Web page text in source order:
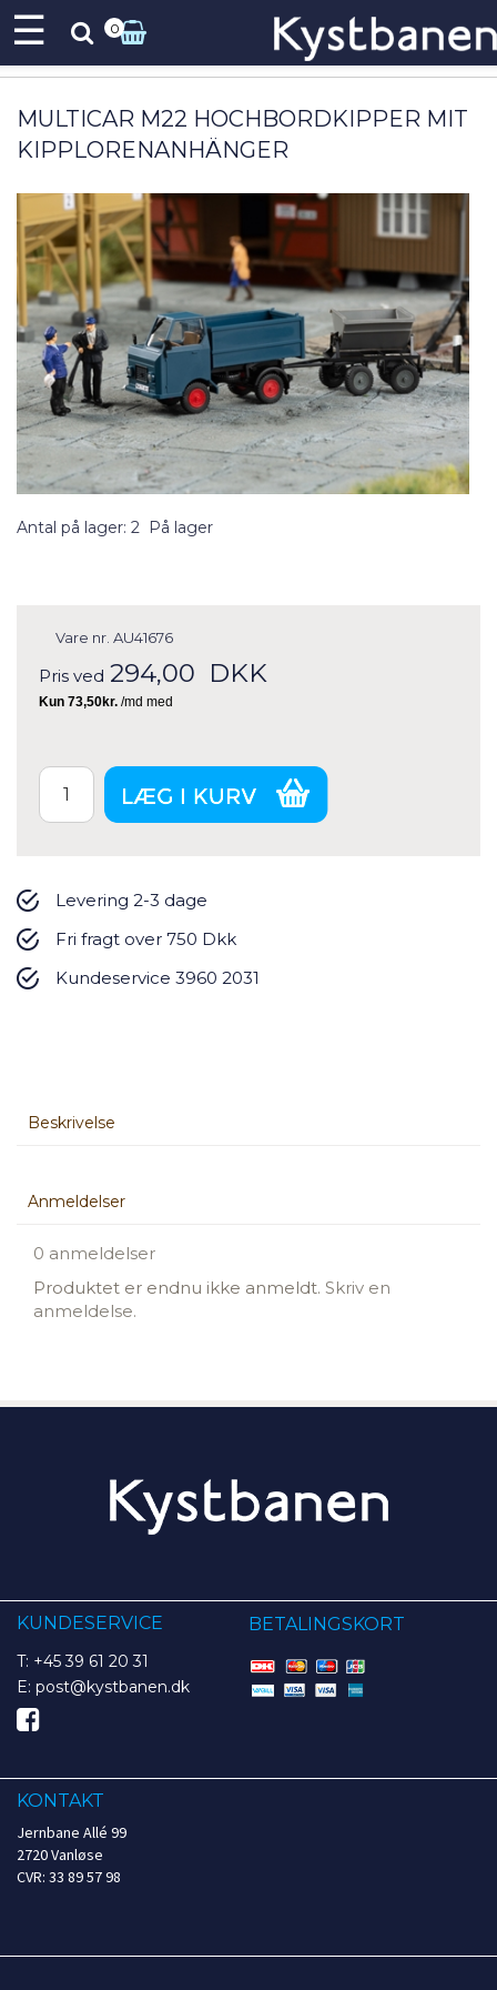
☰ 0
MULTICAR M22 HOCHBORDKIPPER MIT
KIPPLORENANHÄNGER
Antal på lager: 2 På lager
Vare nr. AU41676
Pris ved 294,00 DKK
Levering 2-3 dage
Fri fragt over 750 Dkk
Kundeservice 3960 2031
Beskrivelse
Anmeldelser
0 anmeldelser
Produktet er endnu ikke anmeldt. Skriv en
anmeldelse.
KUNDESERVICE
T: +45 39 61 20 31
E: post@kystbanen.dk
BETALINGSKORT
KONTAKT
Jernbane Allé 99
2720 Vanløse
CVR: 33 89 57 98